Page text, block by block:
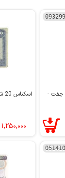
093299
جمهوری - جفت -
۱,۲۵۰,۰۰۰
051410